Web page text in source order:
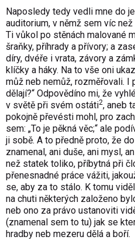
Naposledy tedy vedli mne do
auditorium, v němž sem víc
Ti vůkol po stěnách malované
šraňky, příhrady a přívory; a
díry, dvéře i vrata, závory a
klíčky a háky. Na to vše oni
můž neb nemůž, rozměřovali. I
dělají?“ Odpovědíno mi, že
v světě při svém ostáti2, aneb
pokojně převésti mohl, pro
sem: „To je pěkná věc;“ ale
ji sobě. A to předně proto, že
znamenal, ani duše, ani mysl,
než statek toliko, příbytná při
přenesnadné práce vážiti,
se, aby za to stálo. K tomu
na chuti některých založeno
neb ono za právo ustanoviti
(znamenal sem to tu) jak se
hradby neb mezeru dělá a boří.